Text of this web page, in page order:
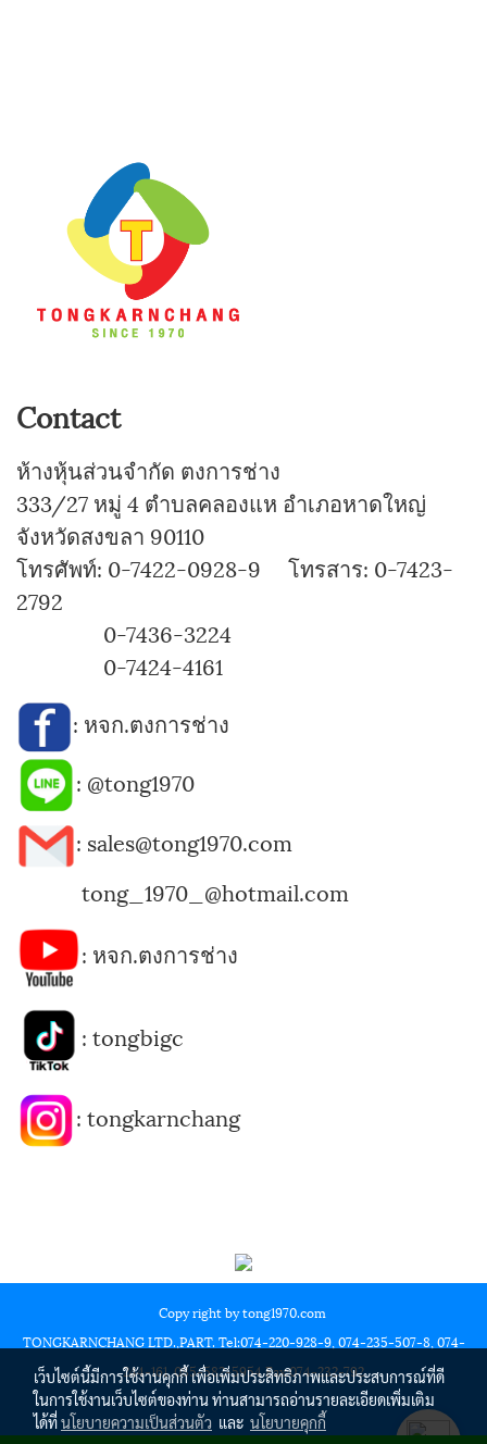
Contact
ห้างหุ้นส่วนจำกัด ตงการช่าง
333/27 หมู่ 4 ตำบลคลองแห อำเภอหาดใหญ่
จังหวัดสงขลา 90110
โทรศัพท์: 0-7422-0928-9 โทรสาร: 0-7423-
2792
0-7436-3224
0-7424-4161
: หจก.ตงการช่าง
: @tong1970
: sales@tong1970.com
tong_1970_@hotmail.com
: หจก.ตงการช่าง
: tongbigc
: tongkarnchang
Copy right by tong1970.com
TONGKARNCHANG LTD.,PART. Tel:074-220-928-9, 074-235-507-8, 074-
244-161, 085-582-5954 Fax:074-232-792
เว็บไซต์นี้มีการใช้งานคุกกี้ เพื่อเพิ่มประสิทธิภาพและประสบการณ์ที่ดี
ในการใช้งานเว็บไซต์ของท่าน ท่านสามารถอ่านรายละเอียดเพิ่มเติม
ได้ที่นโยบายความเป็นส่วนตัว และ นโยบายคุกกี้